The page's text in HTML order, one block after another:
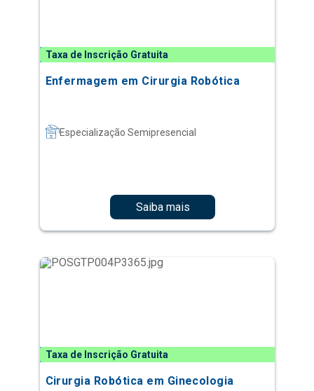
Taxa de Inscrição Gratuita
Enfermagem em Cirurgia Robótica
Especialização Semipresencial
Saiba mais
Taxa de Inscrição Gratuita
Cirurgia Robótica em Ginecologia